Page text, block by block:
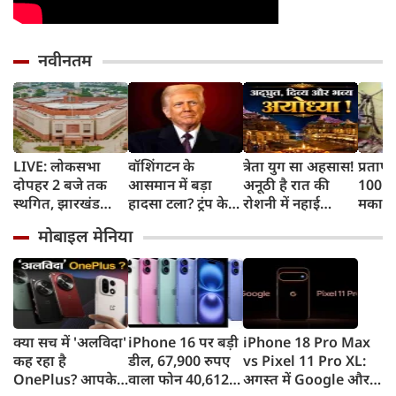
नवीनतम
LIVE: लोकसभा
दोपहर 2 बजे तक
स्थगित, झारखंड
बवाल
वॉशिंगटन के
आसमान में बड़ा
हादसा टला? ट्रंप के
के बेहद करीब पहुंचा
यात्री विमान, जांच
शुरू
त्रेता युग सा अहसास!
अनूठी है रात की
रोशनी में नहाई
100
मकान
मोबाइल मेनिया
क्या सच में 'अलविदा'
कह रहा है
OnePlus? आपके
iPhone 16 पर बड़ी
डील, 67,900 रुपए
वाला फोन 40,612
iPhone 18 Pro Max
vs Pixel 11 Pro XL:
अगस्त में Google और